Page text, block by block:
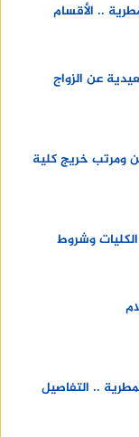
.. الأقسام
عن الزواج
ومرتب خريج كلية
وشروط
.. التفاصيل